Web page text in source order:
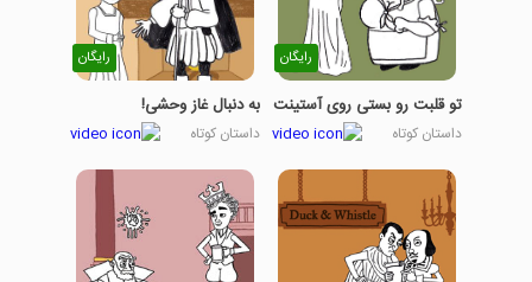
رایگان
تو قلبت رو بستی روی آستینت
داستان کوتاه
رایگان
به دنبال غاز وحشی!
داستان کوتاه